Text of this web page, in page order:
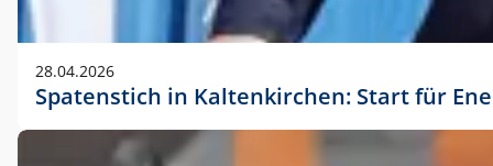
28.04.2026
Spatenstich in Kaltenkirchen: Start für